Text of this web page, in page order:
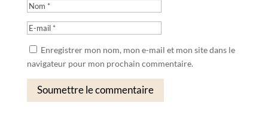
Enregistrer mon nom, mon e-mail et mon site dans le
navigateur pour mon prochain commentaire.
Soumettre le commentaire